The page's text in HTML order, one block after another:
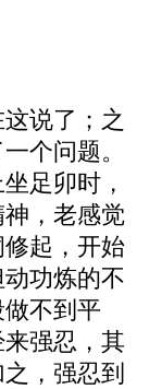
说了；之
个问题。
足卯时，
，老感觉
起，开始
功炼的不
不到平
强忍，其
，强忍到